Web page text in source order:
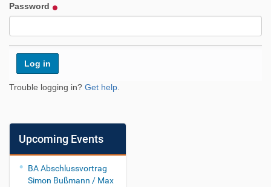
Password
Trouble logging in? Get help
Upcoming Events
BA Abschlussvortrag
Simon Bußmann / Max